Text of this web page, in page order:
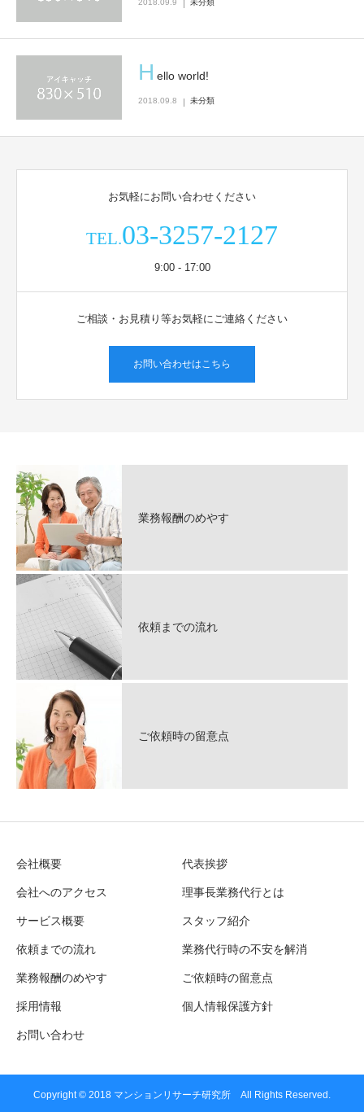
H ello world!
2018.09.8 未分類
お気軽にお問い合わせください
TEL.03-3257-2127
9:00 - 17:00
ご相談・お見積り等お気軽にご連絡ください
お問い合わせはこちら
業務報酬のめやす
依頼までの流れ
ご依頼時の留意点
会社概要 代表挨拶
会社へのアクセス 理事長業務代行とは
サービス概要 スタッフ紹介
依頼までの流れ 業務代行時の不安を解消
業務報酬のめやす ご依頼時の留意点
採用情報 個人情報保護方針
お問い合わせ
Copyright © 2018 マンションリサーチ研究所 All Rights Reserved.